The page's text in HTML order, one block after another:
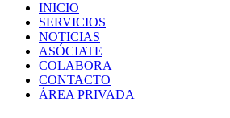
INICIO
SERVICIOS
NOTICIAS
ASÓCIATE
COLABORA
CONTACTO
ÁREA PRIVADA